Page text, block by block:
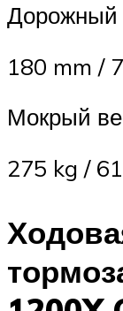
Дорожный
180 mm /
Мокрый
275 kg /